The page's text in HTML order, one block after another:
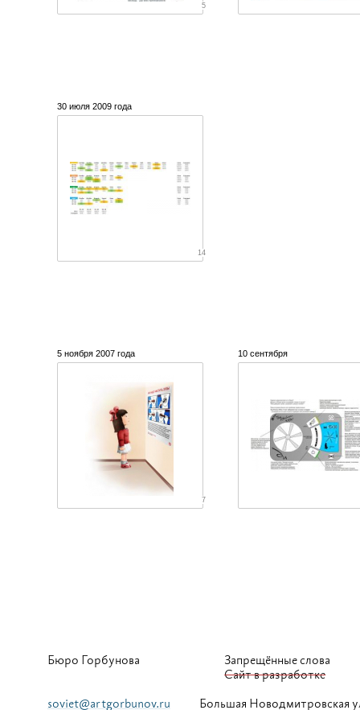
5
30 июля 2009 года
14
5 ноября 2007 года
7
10 сентября
Бюро Горбунова
Запрещённые слова
Сайт в разработке
soviet@artgorbunov.ru
Большая Новодмитровская